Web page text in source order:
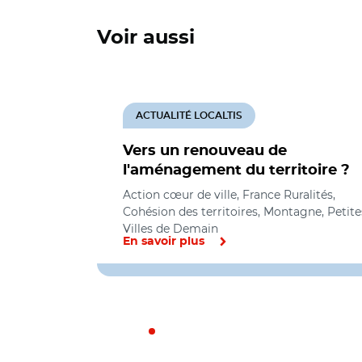
Voir aussi
Vers un renouveau de
l'aménagement du territoire ?
ACTUALITÉ LOCALTIS
Action cœur de ville, France Ruralités,
Cohésion des territoires, Montagne,
Villes de Demain
En savoir plus